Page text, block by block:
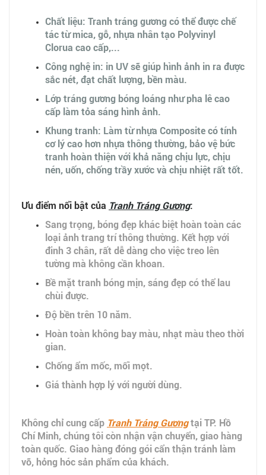
Chất liệu: Tranh tráng gương có thể được chế
tác từ mica, gỗ, nhựa nhân tạo Polyvinyl
Clorua cao cấp,...
Công nghệ in: in UV sẽ giúp hình ảnh in ra được
sắc nét, đạt chất lượng, bền màu.
Lớp tráng gương bóng loáng như pha lê cao
cấp làm tỏa sáng hình ảnh.
Khung tranh: Làm từ nhựa Composite có tính
cơ lý cao hơn nhựa thông thường, bảo vệ bức
tranh hoàn thiện với khả năng chịu lực, chịu
nén, uốn, chống trầy xước và chịu nhiệt rất tốt.
Ưu điểm nổi bật của Tranh Tráng Gương:
Sang trọng, bóng đẹp khác biệt hoàn toàn các
loại ảnh trang trí thông thường. Kết hợp với
đinh 3 chân, rất dễ dàng cho việc treo lên
tường mà không cần khoan.
Bề mặt tranh bóng mịn, sáng đẹp có thể lau
chùi được.
Độ bền trên 10 năm.
Hoàn toàn không bay màu, nhạt màu theo thời
gian.
Chống ẩm mốc, mối mọt.
Giá thành hợp lý với người dùng.
Không chỉ cung cấp Tranh Tráng Gương tại TP. Hồ
Chí Minh, chúng tôi còn nhận vận chuyển, giao hàng
toàn quốc. Giao hàng đóng gói cẩn thận tránh làm
vỡ, hỏng hóc sản phẩm của khách.